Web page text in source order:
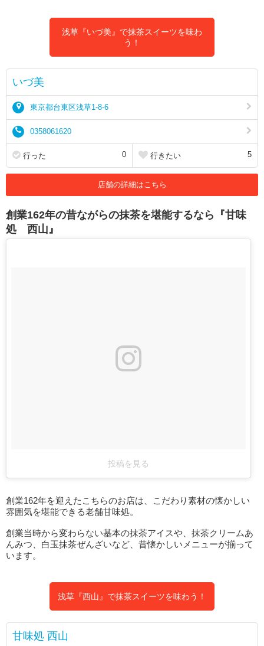
浅草『いづ美』で抹茶スイーツを味わ
う！
いづ美
東京都台東区浅草1-8-6
0358061620
行った 0 行きたい 5
店舗の詳細はこちら
創業162年の昔ながらの抹茶を堪能するなら『甘味
処 西山』
投稿を見る
創業162年を迎えたこちらのお店は、こだわり素材の懐かしい
雰囲気を堪能できる老舗甘味処。
創業当時から変わらない基本の抹茶アイスや、抹茶クリームあ
んみつ、白玉抹茶ぜんざいなど、昔懐かしいメニューが揃って
います。
浅草『西山』で抹茶スイーツを味わう！
甘味処 西山